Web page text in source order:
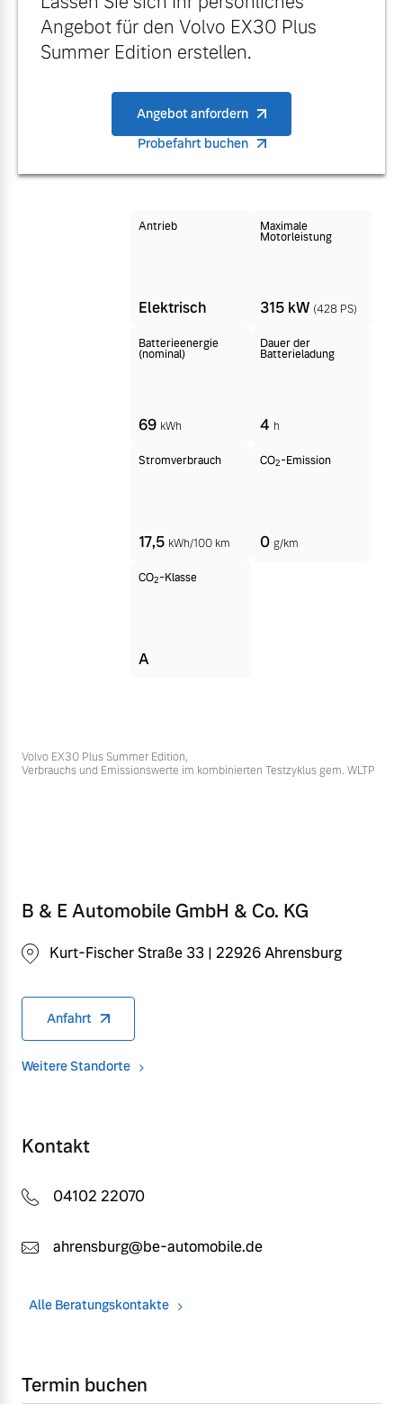
Mehr erfahren
Finanzierung & Leasing
Versicherung
Angebot für den Volvo EX30 Plus
Summer Edition erstellen.
Angebot anfordern
Probefahrt buchen
Antrieb
Elektrisch
Maximale
Motorleistung
315 kW (428 PS)
Batterieenergie
(nominal)
69 kWh
Dauer der
Batterieladung
4 h
Stromverbrauch
17,5 kWh/100 km
CO2-Emission
0 g/km
CO2-Klasse
A
Volvo EX30 Plus Summer Edition,
Verbrauchs und Emissionswerte im kombinierten Testzyklus gem. WLTP
B & E Automobile GmbH & Co. KG
Kurt-Fischer Straße 33 | 22926 Ahrensburg
Anfahrt
Weitere Standorte
Kontakt
04102 22070
ahrensburg@be-automobile.de
Alle Beratungskontakte
Termin buchen